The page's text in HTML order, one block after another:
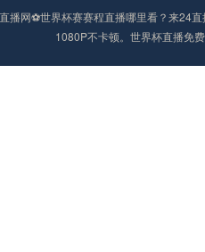
播网⚽️世界杯赛赛程直播哪里看？来24
1080P不卡顿。世界杯直播免